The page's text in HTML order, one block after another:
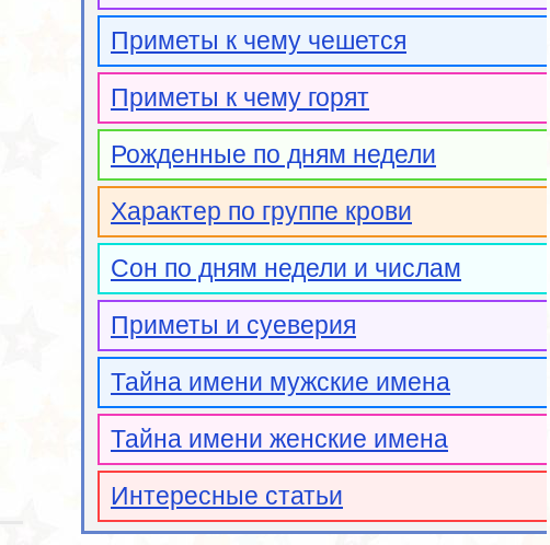
Приметы к чему чешется
Приметы к чему горят
Рожденные по дням недели
Характер по группе крови
Сон по дням недели и числам
Приметы и суеверия
Тайна имени мужские имена
Тайна имени женские имена
Интересные статьи